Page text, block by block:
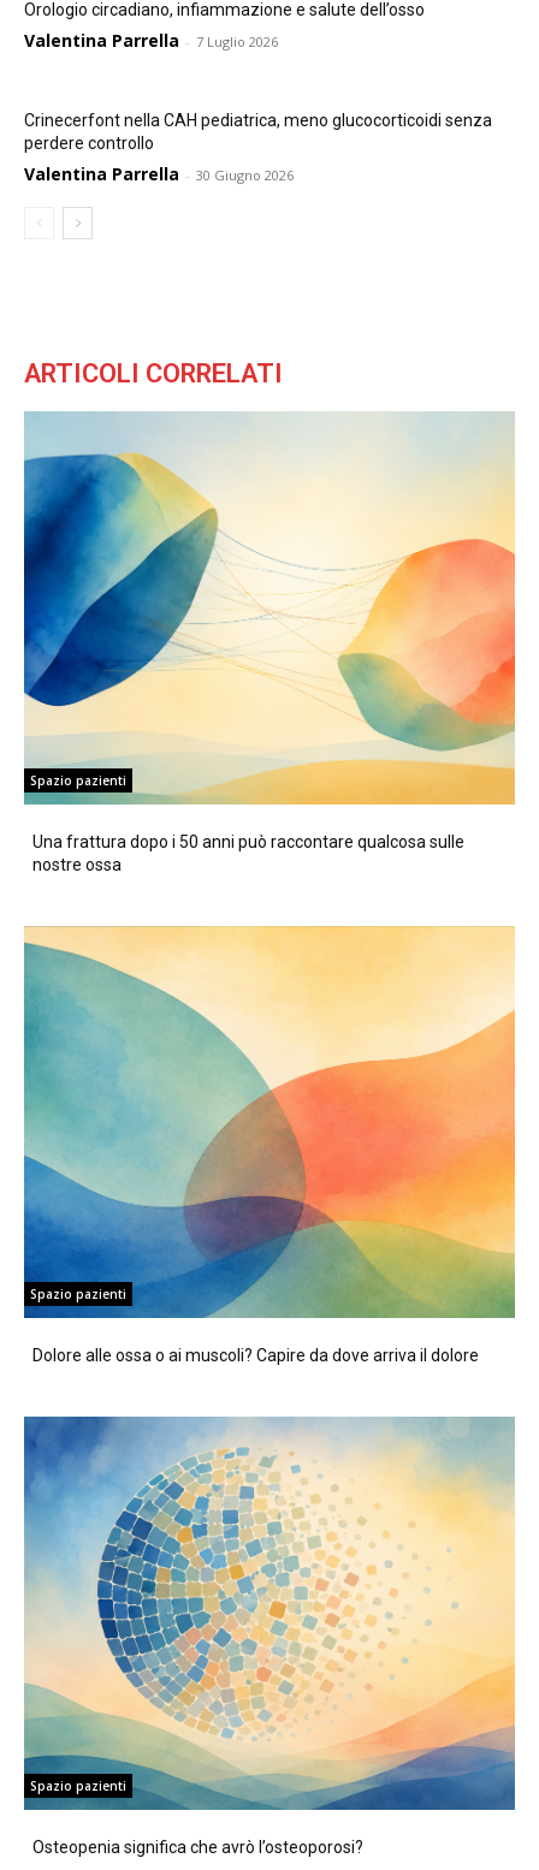
Orologio circadiano, infiammazione e salute dell’osso
Valentina Parrella - 7 Luglio 2026
Crinecerfont nella CAH pediatrica, meno glucocorticoidi senza
perdere controllo
Valentina Parrella - 30 Giugno 2026
ARTICOLI CORRELATI
Spazio pazienti
Una frattura dopo i 50 anni può raccontare qualcosa sulle
nostre ossa
Spazio pazienti
Dolore alle ossa o ai muscoli? Capire da dove arriva il dolore
Spazio pazienti
Osteopenia significa che avrò l’osteoporosi?